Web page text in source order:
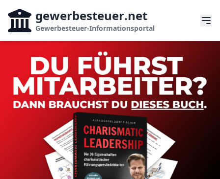
gewerbesteuer.net
Gewerbesteuer-Informationsportal